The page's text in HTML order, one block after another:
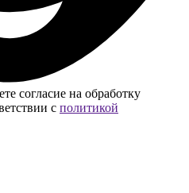
согласие на обработку
с политикой